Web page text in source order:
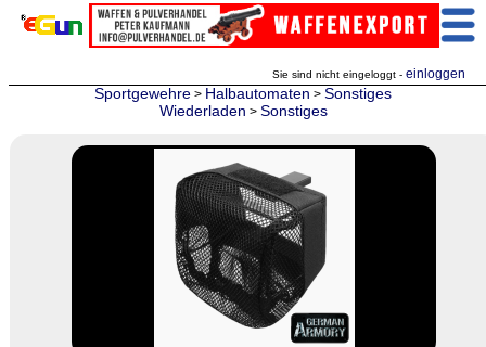
Sie sind nicht eingeloggt - einloggen
Sportgewehre > Halbautomaten > Sonstiges
Wiederladen > Sonstiges